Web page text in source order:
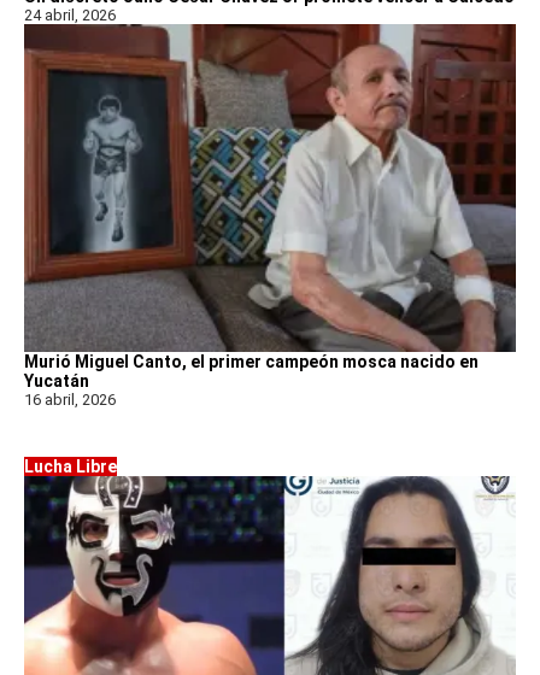
24 abril, 2026
Murió Miguel Canto, el primer campeón mosca nacido en
Yucatán
16 abril, 2026
Lucha Libre